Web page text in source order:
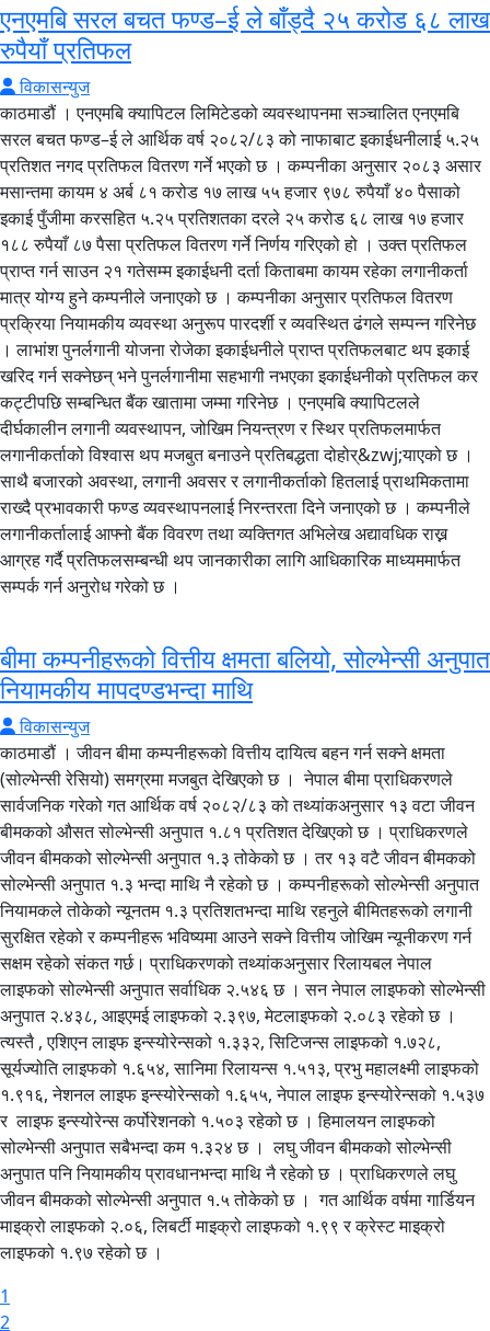
एनएमबि सरल बचत फण्ड–ई ले बाँड्दै २५ करोड ६८ लाख
रुपैयाँ प्रतिफल
विकासन्युज
काठमाडौं । एनएमबि क्यापिटल लिमिटेडको व्यवस्थापनमा सञ्चालित एनएमबि
सरल बचत फण्ड–ई ले आर्थिक वर्ष २०८२/८३ को नाफाबाट इकाईधनीलाई ५.२५
प्रतिशत नगद प्रतिफल वितरण गर्ने भएको छ । कम्पनीका अनुसार २०८३ असार
मसान्तमा कायम ४ अर्ब ८१ करोड १७ लाख ५५ हजार ९७८ रुपैयाँ ४० पैसाको
इकाई पुँजीमा करसहित ५.२५ प्रतिशतका दरले २५ करोड ६८ लाख १७ हजार
१८८ रुपैयाँ ८७ पैसा प्रतिफल वितरण गर्ने निर्णय गरिएको हो । उक्त प्रतिफल
प्राप्त गर्न साउन २१ गतेसम्म इकाईधनी दर्ता किताबमा कायम रहेका लगानीकर्ता
मात्र योग्य हुने कम्पनीले जनाएको छ । कम्पनीका अनुसार प्रतिफल वितरण
प्रक्रिया नियामकीय व्यवस्था अनुरूप पारदर्शी र व्यवस्थित ढंगले सम्पन्न गरिनेछ
। लाभांश पुनर्लगानी योजना रोजेका इकाईधनीले प्राप्त प्रतिफलबाट थप इकाई
खरिद गर्न सक्नेछन् भने पुनर्लगानीमा सहभागी नभएका इकाईधनीको प्रतिफल कर
कट्टीपछि सम्बन्धित बैंक खातामा जम्मा गरिनेछ । एनएमबि क्यापिटलले
दीर्घकालीन लगानी व्यवस्थापन, जोखिम नियन्त्रण र स्थिर प्रतिफलमार्फत
लगानीकर्ताको विश्वास थप मजबुत बनाउने प्रतिबद्धता दोहोर्&zwj;याएको छ ।
साथै बजारको अवस्था, लगानी अवसर र लगानीकर्ताको हितलाई प्राथमिकतामा
राख्दै प्रभावकारी फण्ड व्यवस्थापनलाई निरन्तरता दिने जनाएको छ । कम्पनीले
लगानीकर्तालाई आफ्नो बैंक विवरण तथा व्यक्तिगत अभिलेख अद्यावधिक राख्न
आग्रह गर्दै प्रतिफलसम्बन्धी थप जानकारीका लागि आधिकारिक माध्यममार्फत
सम्पर्क गर्न अनुरोध गरेको छ ।
बीमा कम्पनीहरूको वित्तीय क्षमता बलियो, सोल्भेन्सी अनुपात
नियामकीय मापदण्डभन्दा माथि
विकासन्युज
काठमाडौं । जीवन बीमा कम्पनीहरूको वित्तीय दायित्व बहन गर्न सक्ने क्षमता
(सोल्भेन्सी रेसियो) समग्रमा मजबुत देखिएको छ । नेपाल बीमा प्राधिकरणले
सार्वजनिक गरेको गत आर्थिक वर्ष २०८२/८३ को तथ्यांकअनुसार १३ वटा जीवन
बीमकको औसत सोल्भेन्सी अनुपात १.८१ प्रतिशत देखिएको छ । प्राधिकरणले
जीवन बीमकको सोल्भेन्सी अनुपात १.३ तोकेको छ । तर १३ वटै जीवन बीमकको
सोल्भेन्सी अनुपात १.३ भन्दा माथि नै रहेको छ । कम्पनीहरूको सोल्भेन्सी अनुपात
नियामकले तोकेको न्यूनतम १.३ प्रतिशतभन्दा माथि रहनुले बीमितहरूको लगानी
सुरक्षित रहेको र कम्पनीहरू भविष्यमा आउने सक्ने वित्तीय जोखिम न्यूनीकरण गर्न
सक्षम रहेको संकत गर्छ। प्राधिकरणको तथ्यांकअनुसार रिलायबल नेपाल
लाइफको सोल्भेन्सी अनुपात सर्वाधिक २.५४६ छ । सन नेपाल लाइफको सोल्भेन्सी
अनुपात २.४३८, आइएमई लाइफको २.३९७, मेटलाइफको २.०८३ रहेको छ ।
त्यस्तै , एशिएन लाइफ इन्स्योरेन्सको १.३३२, सिटिजन्स लाइफको १.७२८,
सूर्यज्योति लाइफको १.६५४, सानिमा रिलायन्स १.५१३, प्रभु महालक्ष्मी लाइफको
१.९१६, नेशनल लाइफ इन्स्योरेन्सको १.६५५, नेपाल लाइफ इन्स्योरेन्सको १.५३७
र लाइफ इन्स्योरेन्स कर्पोरेशनको १.५०३ रहेको छ । हिमालयन लाइफको
सोल्भेन्सी अनुपात सबैभन्दा कम १.३२४ छ । लघु जीवन बीमकको सोल्भेन्सी
अनुपात पनि नियामकीय प्रावधानभन्दा माथि नै रहेको छ । प्राधिकरणले लघु
जीवन बीमकको सोल्भेन्सी अनुपात १.५ तोकेको छ । गत आर्थिक वर्षमा गार्डियन
माइक्रो लाइफको २.०६, लिबर्टी माइक्रो लाइफको १.९९ र क्रेस्ट माइक्रो
लाइफको १.९७ रहेको छ ।
1
2